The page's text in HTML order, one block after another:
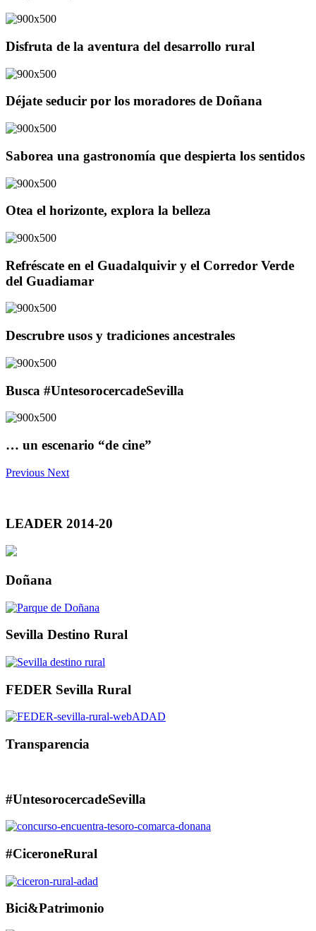
Disfruta de la aventura del desarrollo rural
Déjate seducir por los moradores de Doñana
Saborea una gastronomía que despierta los sentidos
Otea el horizonte, explora la belleza
Refréscate en el Guadalquivir y el Corredor Verde
del Guadiamar
Descrubre usos y tradiciones ancestrales
Busca #UntesorocercadeSevilla
… un escenario “de cine”
Previous Next
LEADER 2014-20
Doñana
Sevilla Destino Rural
FEDER Sevilla Rural
Transparencia
#UntesorocercadeSevilla
#CiceroneRural
Bici&Patrimonio